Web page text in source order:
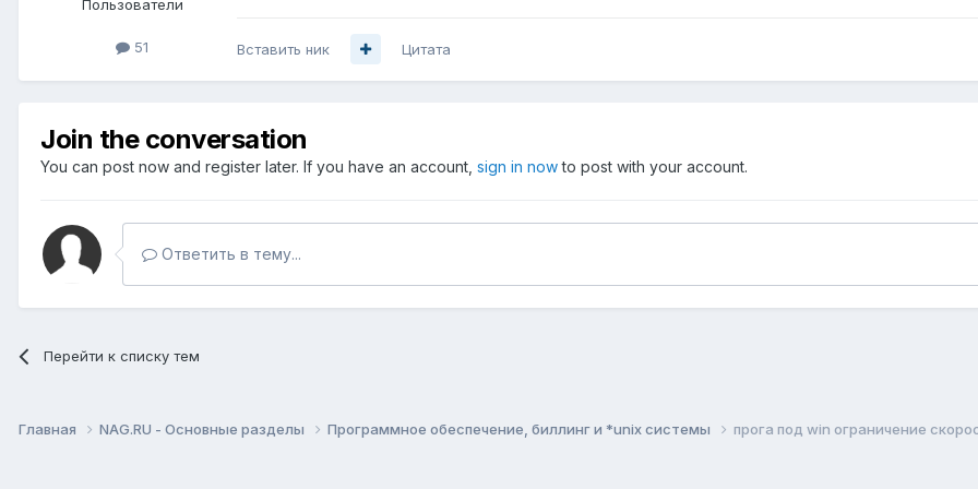
Пользователи
51 Вставить ник Цитата
Join the conversation
You can post now and register later. If you have an account, sign in nowto post with your account.
Ответить в тему...
Перейти к списку тем
Главная NAG.RU - Основные разделы Программное обеспечение, биллинг и *unix системы прога под win ограничение